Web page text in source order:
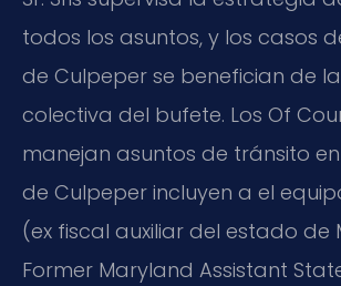
todos los asuntos, y los casos
de Culpeper se benefician de
colectiva del bufete. Los Of
manejan asuntos de tránsito
de Culpeper incluyen a el
(ex fiscal auxiliar del estado de
Former Maryland Assistant